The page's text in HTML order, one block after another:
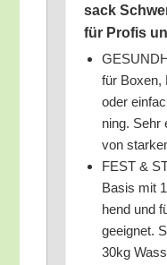
sack
für Pro­fis
für Boxen,
oder
ning. Sehr
von
FEST &
Basis mit
hend und
geeig­net.
30kg